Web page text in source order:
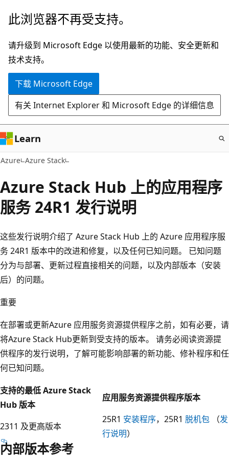
跳
主
要
内
此浏览器不再受支持。
请升级到 Microsoft Edge 以使用最新的功能、安全更新和
技术支持。
下载 Microsoft Edge
有关 Internet Explorer 和 Microsoft Edge 的详细信息
Learn
Azure Azure Stack
Azure Stack Hub 上的应用程序
服务 24R1 发行说明
这些发行说明介绍了 Azure Stack Hub 上的 Azure 应用程序服
务 24R1 版本中的改进和修复，以及任何已知问题。 已知问题
分为与部署、更新过程直接相关的问题，以及内部版本（安装
后）的问题。
重要
在部署或更新Azure 应用服务资源提供程序之前，如有必要，请
将Azure Stack Hub更新到受支持的版本。 请务必阅读资源提
供程序的发行说明，了解可能影响部署的新功能、修补程序和任
何已知问题。
支持的最低 Azure Stack
Hub 版本
应用服务资源提供程序版本
2311 及更高版本
25R1 安装程序，25R1 脱机包 （发
行说明）
内部版本参考